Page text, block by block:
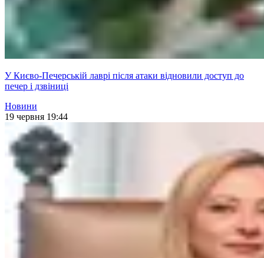
У Києво-Печерській лаврі після атаки відновили доступ до
печер і дзвіниці
Новини
19 червня 19:44